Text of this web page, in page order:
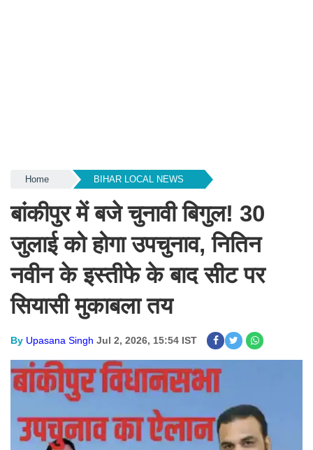
Home BIHAR LOCAL NEWS
बांकीपुर में बजे चुनावी बिगुल! 30
जुलाई को होगा उपचुनाव, नितिन
नवीन के इस्तीफे के बाद सीट पर
सियासी मुकाबला तय
By Upasana Singh Jul 2, 2026, 15:54 IST